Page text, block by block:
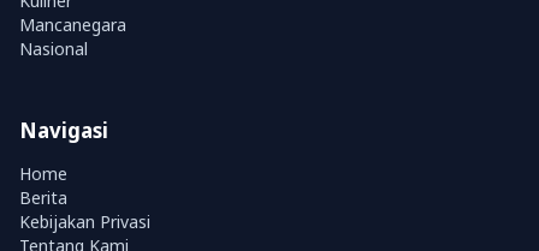
Mancanegara
Nasional
Navigasi
Home
Berita
Kebijakan Privasi
Tentang Kami